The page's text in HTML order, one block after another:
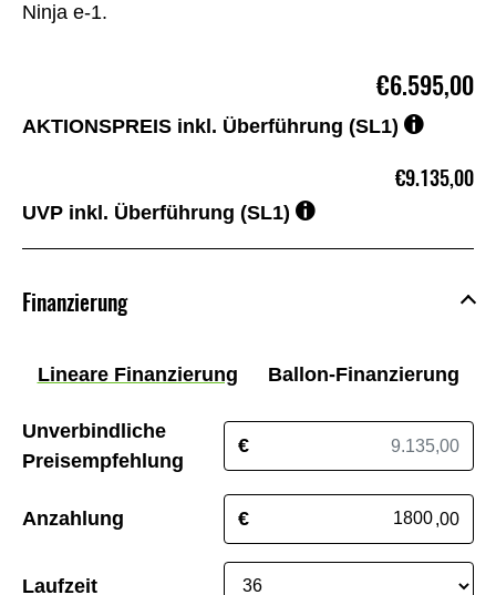
Ninja e-1.
€6.595,00
AKTIONSPREIS inkl. Überführung (SL1)
€9.135,00
UVP inkl. Überführung (SL1)
Finanzierung
Lineare Finanzierung Ballon-Finanzierung
Unverbindliche
Preisempfehlung
€
Anzahlung € ,00
Laufzeit